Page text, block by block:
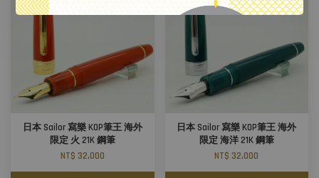
日本 Sailor 寫樂 KOP筆王 海外
限定 火 21K 鋼筆
NT$ 32,000
日本 Sailor 寫樂 KOP筆王 海外
限定 海洋 21K 鋼筆
NT$ 32,000